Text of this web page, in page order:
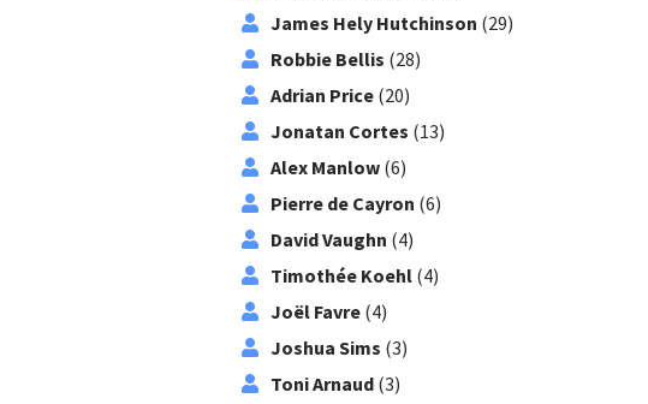
James Hely Hutchinson (29)
Robbie Bellis (28)
Adrian Price(20)
Jonatan Cortes (13)
Alex Manlow(6)
Pierre de Cayron (6)
David Vaughn (4)
Timothée Koehl(4)
Joël Favre(4)
Joshua Sims (3)
Toni Arnaud(3)